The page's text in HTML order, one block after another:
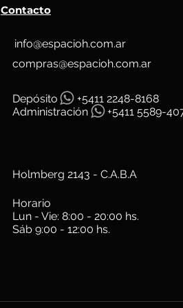
Contacto
info@espacioh.com.ar
compras@espacioh.com.ar
Depósito
+5411 2248-8168
Administración
+5411 5589-
Holmberg 2143 - C.A.B.A
Horario
Lun - Vie: 8:00 - 20:00 hs.
Sáb 9:00 - 12:00 hs.